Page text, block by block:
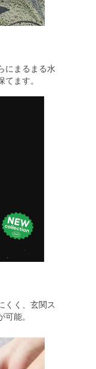
にまるまる水
ます。
くく、玄関ス
能。